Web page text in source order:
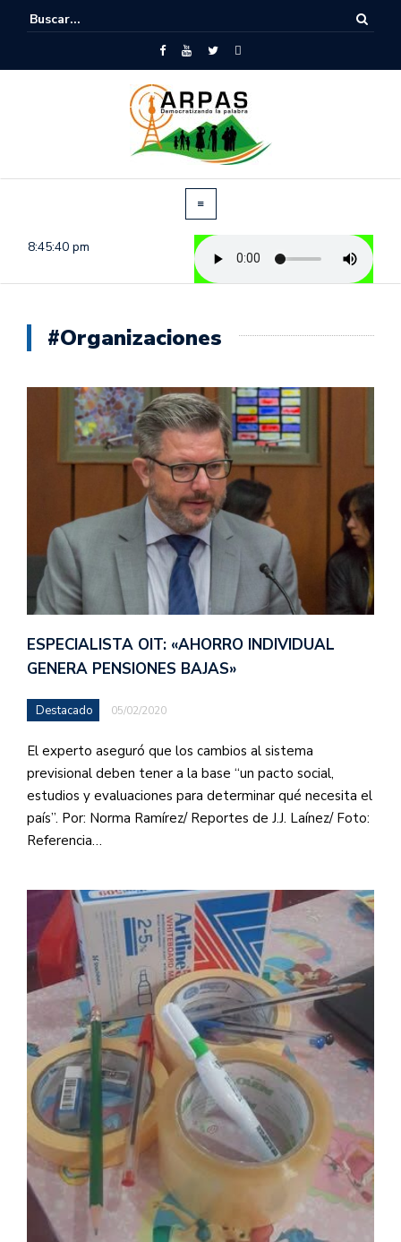
8:45:41 pm
#Organizaciones
ESPECIALISTA OIT: «AHORRO INDIVIDUAL
GENERA PENSIONES BAJAS»
Destacado 05/02/2020
El experto aseguró que los cambios al sistema
previsional deben tener a la base “un pacto social,
estudios y evaluaciones para determinar qué necesita el
país”. Por: Norma Ramírez/ Reportes de J.J. Laínez/ Foto:
Referencia…